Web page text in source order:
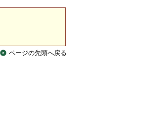
ページの先頭へ戻る